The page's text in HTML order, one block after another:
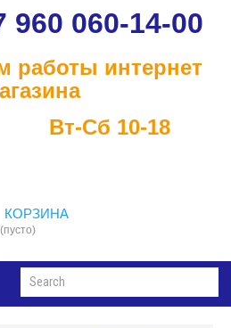
960 060-14-00
интернет
10-18
КОРЗИНА
(пусто)